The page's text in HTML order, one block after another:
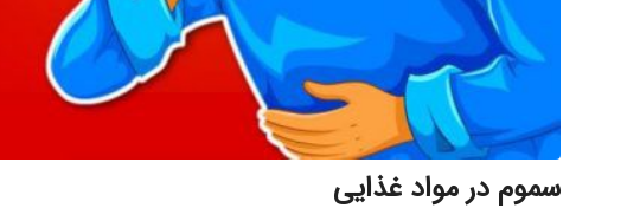
سموم در مواد غذایی